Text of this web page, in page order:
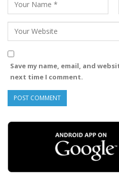
Save my name, email, and
next time I comment.